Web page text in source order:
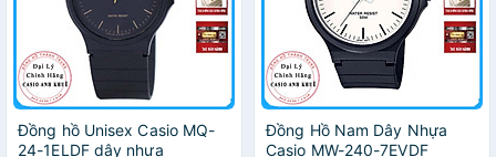
Đồng hồ Unisex Casio MQ-
24-1ELDF dây nhựa
Đồng Hồ Nam Dây Nhựa
Casio MW-240-7EVDF